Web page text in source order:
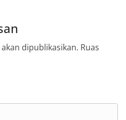
dipublikasikan. Ruas